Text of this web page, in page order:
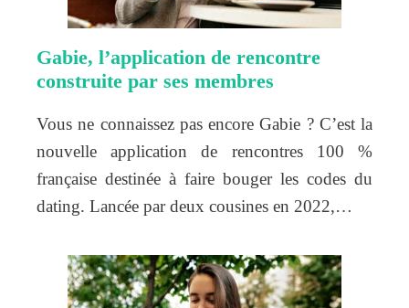
Gabie, l’application de rencontre
construite par ses membres
Vous ne connaissez pas encore Gabie ? C’est la
nouvelle application de rencontres 100 %
française destinée à faire bouger les codes du
dating. Lancée par deux cousines en 2022,…